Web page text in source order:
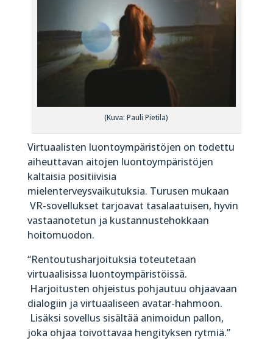
(Kuva: Pauli Pietilä)
Virtuaalisten luontoympäristöjen on todettu
aiheuttavan aitojen luontoympäristöjen
kaltaisia positiivisia
mielenterveysvaikutuksia. Turusen mukaan
VR-sovellukset tarjoavat tasalaatuisen, hyvin
vastaanotetun ja kustannustehokkaan
hoitomuodon.
“Rentoutusharjoituksia toteutetaan
virtuaalisissa luontoympäristöissä.
Harjoitusten ohjeistus pohjautuu ohjaavaan
dialogiin ja virtuaaliseen avatar-hahmoon.
Lisäksi sovellus sisältää animoidun pallon,
joka ohjaa toivottavaa hengityksen rytmiä.”